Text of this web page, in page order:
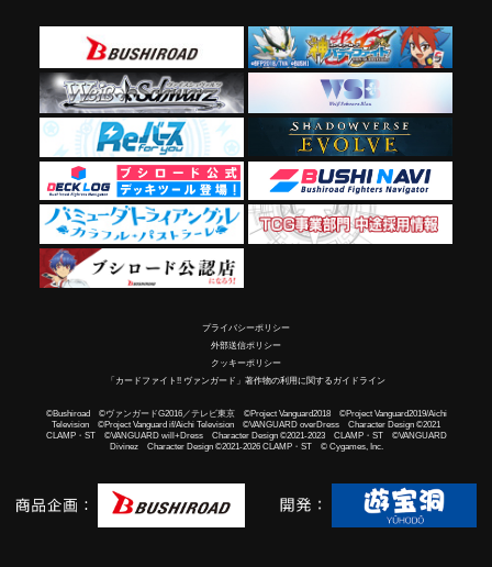
プライバシーポリシー
外部送信ポリシー
クッキーポリシー
「カードファイト!! ヴァンガード」著作物の利用に関するガイドライン
©Bushiroad ©ヴァンガードG2016／テレビ東京 ©Project Vanguard2018 ©Project Vanguard2019/Aichi
Television ©Project Vanguard if/Aichi Television ©VANGUARD overDress Character Design ©2021
CLAMP・ST ©VANGUARD will+Dress Character Design ©2021-2023 CLAMP・ST ©VANGUARD
Divinez Character Design ©2021-2026 CLAMP・ST © Cygames, Inc.